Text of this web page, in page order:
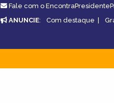
Fale com o
ANUNCIE: Com destaque |